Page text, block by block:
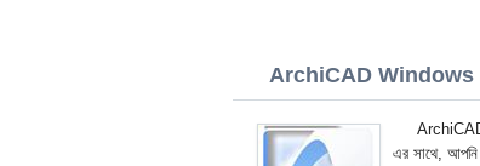
ArchiCAD Windows
ArchiCAD
এর সাথে, আপনি